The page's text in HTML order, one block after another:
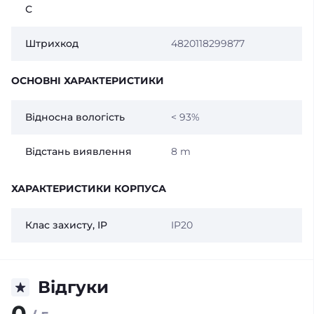
С
Штрихкод 4820118299877
ОСНОВНІ ХАРАКТЕРИСТИКИ
Відносна вологість < 93%
Відстань виявлення 8 m
ХАРАКТЕРИСТИКИ КОРПУСА
Клас захисту, IP IP20
Відгуки